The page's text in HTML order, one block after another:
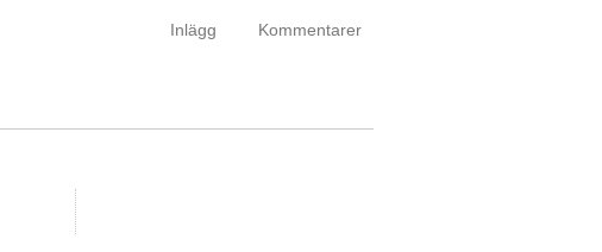
Kommentarer
Inlägg